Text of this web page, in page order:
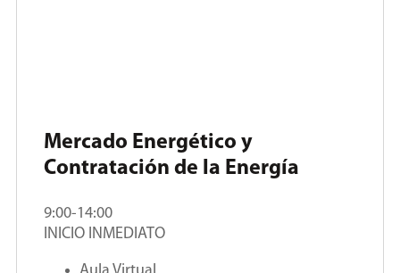
Mercado Energético y
Contratación de la Energía
9:00-14:00
INICIO INMEDIATO